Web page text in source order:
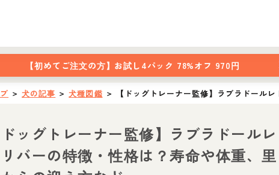
【初めてご注文の方】 お試し4パック 78%オフ 970円
＞ 犬の記事 ＞ 犬種図鑑 ＞ 【ドッグトレーナー監修】ラブラドール
ッグトレーナー監修】ラブラドールレ
バーの特徴・性格は？寿命や体重、里